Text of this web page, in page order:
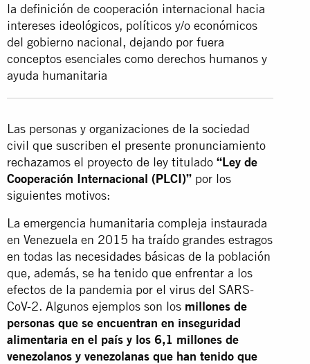
la definición de cooperación internacional hacia
intereses ideológicos, políticos y/o económicos
del gobierno nacional, dejando por fuera
conceptos esenciales como derechos humanos y
ayuda humanitaria
Las personas y organizaciones de la sociedad
civil que suscriben el presente pronunciamiento
rechazamos el proyecto de ley titulado “Ley de
Cooperación Internacional (PLCI)” por los
siguientes motivos:
La emergencia humanitaria compleja instaurada
en Venezuela en 2015 ha traído grandes estragos
en todas las necesidades básicas de la población
que, además, se ha tenido que enfrentar a los
efectos de la pandemia por el virus del SARS-
CoV-2. Algunos ejemplos son los millones de
personas que se encuentran en inseguridad
alimentaria en el país y los 6,1 millones de
venezolanos y venezolanas que han tenido que